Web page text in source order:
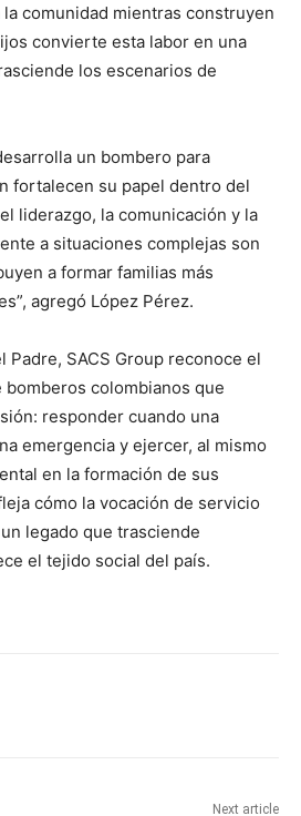
comunidad mientras construyen
convierte esta labor en una
los escenarios de
un bombero para
fortalecen su papel dentro del
liderazgo, la comunicación y la
a situaciones complejas son
a formar familias más
agregó López Pérez.
Padre, SACS Group reconoce el
colombianos que
responder cuando una
emergencia y ejercer, al mismo
en la formación de sus
cómo la vocación de servicio
legado que trasciende
el tejido social del país.
Next article